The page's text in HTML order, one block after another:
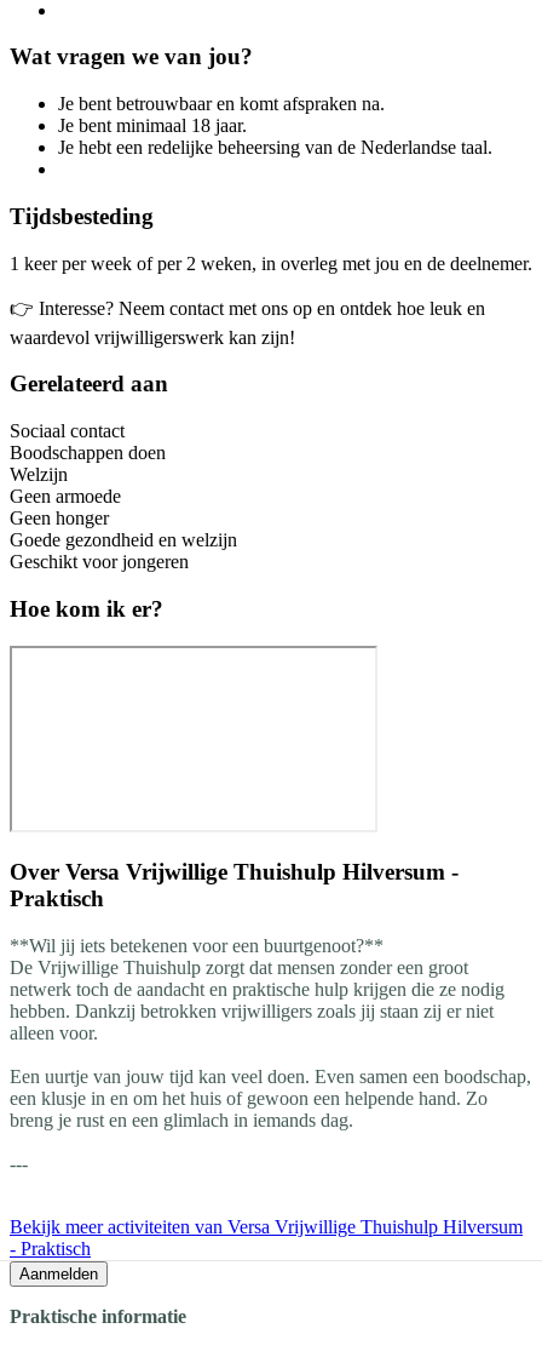
Wat vragen we van jou?
Je bent betrouwbaar en komt afspraken na.
Je bent minimaal 18 jaar.
Je hebt een redelijke beheersing van de Nederlandse taal.
Tijdsbesteding
1 keer per week of per 2 weken, in overleg met jou en de deelnemer.
👉 Interesse? Neem contact met ons op en ontdek hoe leuk en
waardevol vrijwilligerswerk kan zijn!
Gerelateerd aan
Sociaal contact
Boodschappen doen
Welzijn
Geen armoede
Geen honger
Goede gezondheid en welzijn
Geschikt voor jongeren
Hoe kom ik er?
Over Versa Vrijwillige Thuishulp Hilversum -
Praktisch
**Wil jij iets betekenen voor een buurtgenoot?**
De Vrijwillige Thuishulp zorgt dat mensen zonder een groot
netwerk toch de aandacht en praktische hulp krijgen die ze nodig
hebben. Dankzij betrokken vrijwilligers zoals jij staan zij er niet
alleen voor.
Een uurtje van jouw tijd kan veel doen. Even samen een boodschap,
een klusje in en om het huis of gewoon een helpende hand. Zo
breng je rust en een glimlach in iemands dag.
---
Bekijk meer activiteiten van Versa Vrijwillige Thuishulp Hilversum
- Praktisch
Aanmelden
Praktische informatie